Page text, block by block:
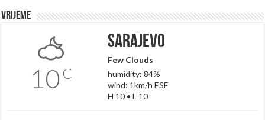
Vrijeme
10 C
Sarajevo
Few Clouds
humidity: 84%
wind: 1km/h ESE
H 10 • L 10